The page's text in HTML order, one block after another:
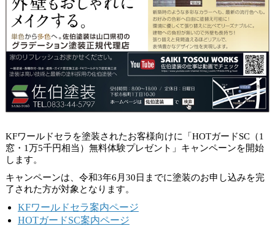
KFワールドセラを塗装されたお客様向けに「HOTガードSC（1
窓・1万5千円相当）無料体験プレゼント」キャンペーンを開始
します。
キャンペーンは、 令和3年6月30日 までに塗装のお申し込みを完
了された方が対象となります。
KFワールドセラ案内ページ
HOTガードSC案内ページ